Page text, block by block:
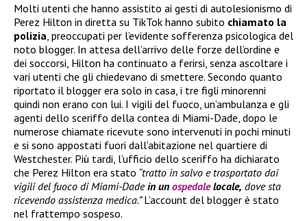
Molti utenti che hanno assistito ai gesti di autolesionismo di
Perez Hilton in diretta su TikTok hanno subito chiamato la
polizia , preoccupati per l’evidente sofferenza psicologica del
noto blogger. In attesa dell’arrivo delle forze dell’ordine e
dei soccorsi, Hilton ha continuato a ferirsi, senza ascoltare i
vari utenti che gli chiedevano di smettere. Secondo quanto
riportato il blogger era solo in casa, i tre figli minorenni
quindi non erano con lui. I vigili del fuoco, un’ambulanza e gli
agenti dello sceriffo della contea di Miami-Dade, dopo le
numerose chiamate ricevute sono intervenuti in pochi minuti
e si sono appostati fuori dall’abitazione nel quartiere di
Westchester. Più tardi, l’ufficio dello sceriffo ha dichiarato
che Perez Hilton era stato “tratto in salvo e trasportato dai
vigili del fuoco di Miami-Dadein un ospedalelocale, dove sta
ricevendo assistenza medica.”L’account del blogger è stato
nel frattempo sospeso.